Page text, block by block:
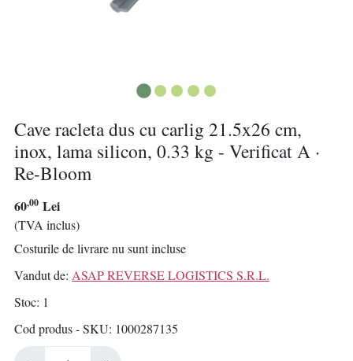
Cave racleta dus cu carlig 21.5x26 cm,
inox, lama silicon, 0.33 kg - Verificat A ·
Re-Bloom
60,00 Lei
(TVA inclus)
Costurile de livrare nu sunt incluse
Vandut de: ASAP REVERSE LOGISTICS S.R.L.
Stoc 1
Cod produs - SKU 1000287135